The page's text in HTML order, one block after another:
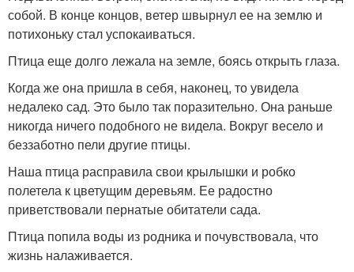
собой. В конце концов, ветер швырнул ее на землю и
потихоньку стал успокаиваться.
Птица еще долго лежала на земле, боясь открыть глаза.
Когда же она пришла в себя, наконец, то увидела
недалеко сад. Это было так поразительно. Она раньше
никогда ничего подобного не видела. Вокруг весело и
беззаботно пели другие птицы.
Наша птица расправила свои крылышки и робко
полетела к цветущим деревьям. Ее радостно
приветствовали пернатые обитатели сада.
Птица попила воды из родника и почувствовала, что
жизнь налаживается.